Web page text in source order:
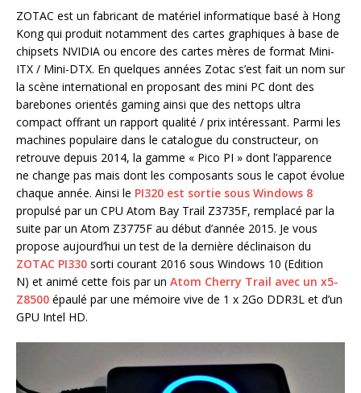
ZOTAC est un fabricant de matériel informatique basé à Hong
Kong qui produit notamment des cartes graphiques à base de
chipsets NVIDIA ou encore des cartes mères de format Mini-
ITX / Mini-DTX. En quelques années Zotac s’est fait un nom sur
la scène international en proposant des mini PC dont des
barebones orientés gaming ainsi que des nettops ultra
compact offrant un rapport qualité / prix intéressant. Parmi les
machines populaire dans le catalogue du constructeur, on
retrouve depuis 2014, la gamme « Pico PI » dont l’apparence
ne change pas mais dont les composants sous le capot évolue
chaque année. Ainsi le PI320 est sortie sous Windows 8
propulsé par un CPU Atom Bay Trail Z3735F, remplacé par la
suite par un Atom Z3775F au début d’année 2015. Je vous
propose aujourd’hui un test de la dernière déclinaison du
ZOTAC PI330 sorti courant 2016 sous Windows 10 (Edition
N) et animé cette fois par un Atom Cherry Trail avec un x5-
Z8500 épaulé par une mémoire vive de 1 x 2Go DDR3L et d’un
GPU Intel HD.